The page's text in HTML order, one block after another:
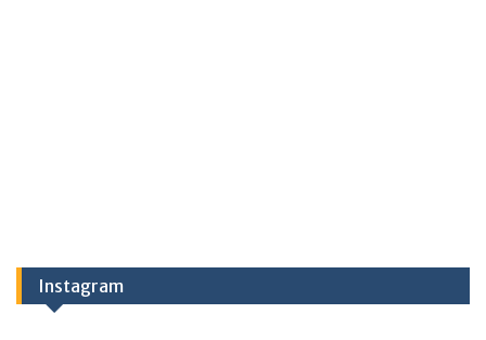
Instagram